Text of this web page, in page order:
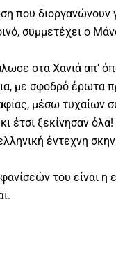
διοργανώνουν
συμμετέχει ο
στα Χανιά απ’
με σφοδρό έρωτα
μέσω τυχαίων
έτσι ξεκίνησαν όλα!
έντεχνη
του είναι η